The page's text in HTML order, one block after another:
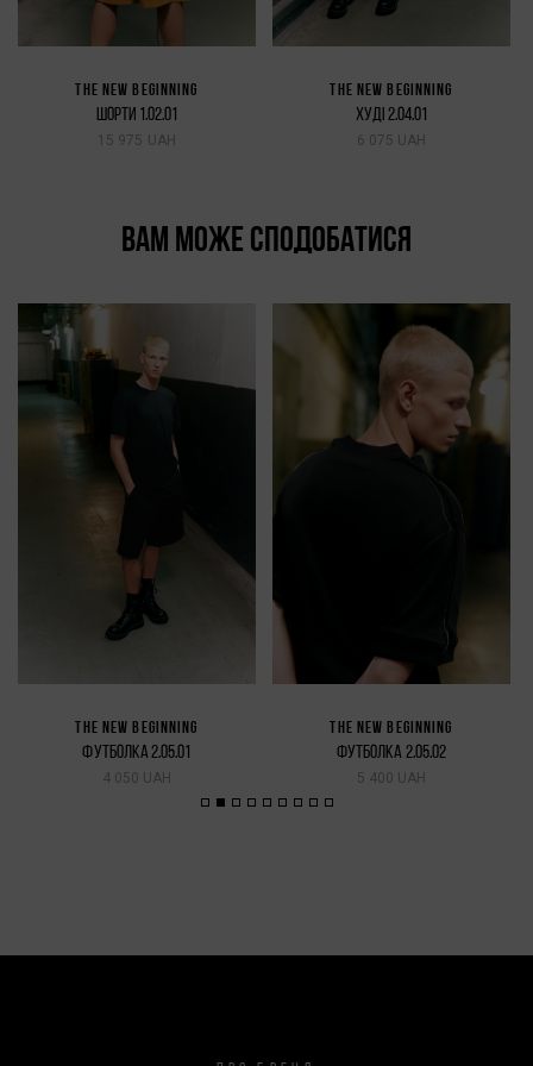
THE NEW BEGINNING
ШОРТИ 1.02.01
15 975 UAH
THE NEW BEGINNING
ХУДІ 2.04.01
6 075 UAH
ВАМ МОЖЕ СПОДОБАТИСЯ
THE NEW BEGINNING
ФУТБОЛКА 2.05.01
4 050 UAH
THE NEW BEGINNING
ФУТБОЛКА 2.05.02
5 400 UAH